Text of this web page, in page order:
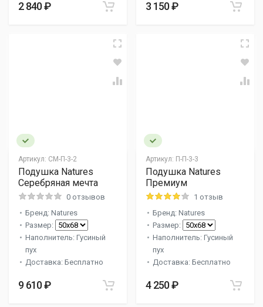
2 840 ₽ 3 150 ₽
Артикул: СМ-П-3-2
Подушка Natures
Серебряная мечта
0 отзывов
Бренд: Natures
Размер:
Наполнитель: Гусиный
пух
Доставка: Бесплатно
9 610 ₽
Артикул: П-П-3-3
Подушка Natures
Премиум
1 отзыв
Бренд: Natures
Размер:
Наполнитель: Гусиный
пух
Доставка: Бесплатно
4 250 ₽